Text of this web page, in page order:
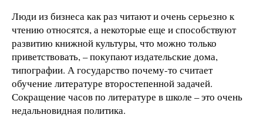
Люди из бизнеса как раз читают и очень серьезно к
чтению относятся, а некоторые еще и способствуют
развитию книжной культуры, что можно только
приветствовать, – покупают издательские дома,
типографии. А государство почему-то считает
обучение литературе второстепенной задачей.
Сокращение часов по литературе в школе – это очень
недальновидная политика.